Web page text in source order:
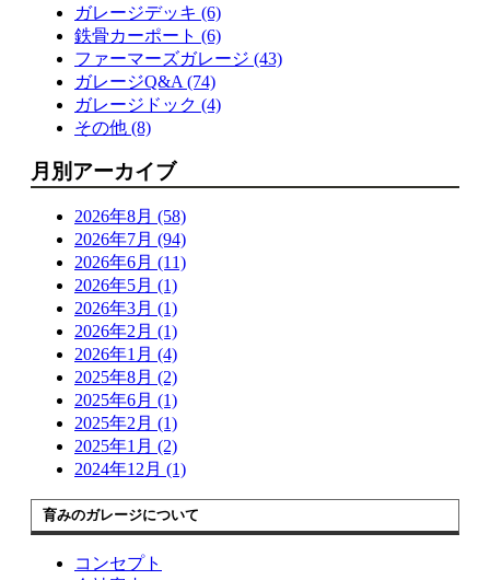
ガレージデッキ (6)
鉄骨カーポート (6)
ファーマーズガレージ (43)
ガレージQ&A (74)
ガレージドック (4)
その他 (8)
月別アーカイブ
2026年8月 (58)
2026年7月 (94)
2026年6月 (11)
2026年5月 (1)
2026年3月 (1)
2026年2月 (1)
2026年1月 (4)
2025年8月 (2)
2025年6月 (1)
2025年2月 (1)
2025年1月 (2)
2024年12月 (1)
育みのガレージについて
コンセプト